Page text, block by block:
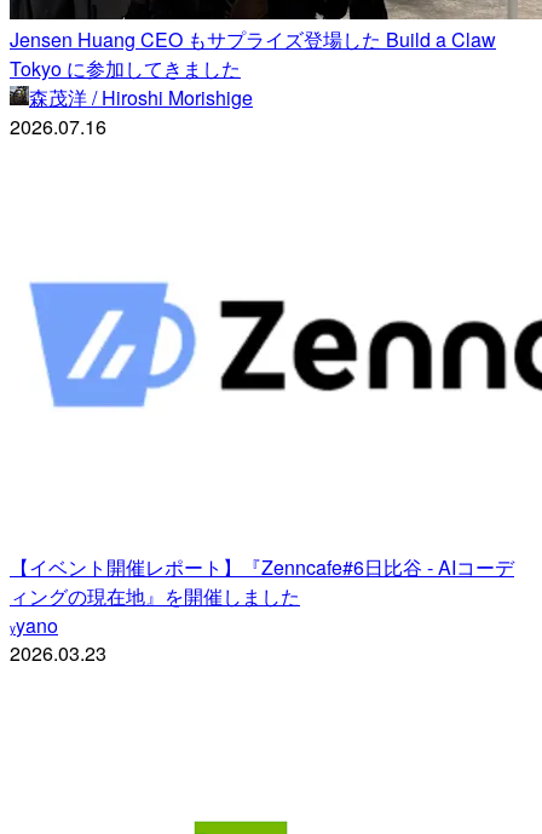
Jensen Huang CEO もサプライズ登場した Build a Claw
Tokyo に参加してきました
森茂洋 / Hiroshi Morishige
2026.07.16
【イベント開催レポート】『Zenncafe#6日比谷 - AIコーデ
ィングの現在地』を開催しました
yyano
2026.03.23